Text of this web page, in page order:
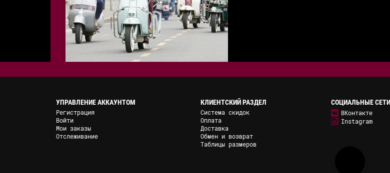
УПРАВЛЕНИЕ АККАУНТОМ
Регистрация
Войти
Мои заказы
Отслеживание
КЛИЕНТСКИЙ РАЗДЕЛ
Система скидок
Оплата
Доставка
Обмен и возврат
Таблицы размеров
СОЦИАЛЬНЫЕ СЕТИ
ВКонтакте
Instagram